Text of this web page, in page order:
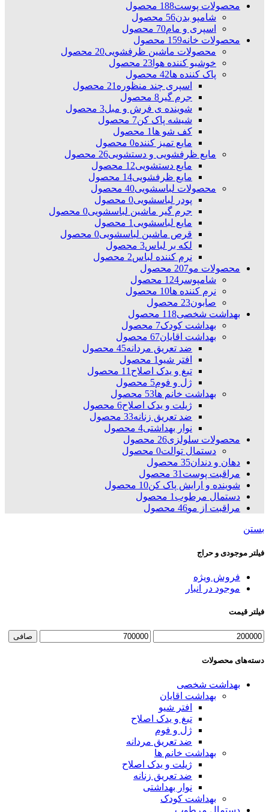
محصولات پوست188 محصول
شامپو بدن56 محصول
اسپری و مام70 محصول
محصولات خانه159 محصول
محصولات ماشین ظرفشویی20 محصول
خوشبو کننده هوا 23 محصول
پاک کننده ها42 محصول
اسپری چند منظوره21 محصول
جرم گیر 8 محصول
شوینده ی فرش و مبل3 محصول
شیشه پاک کن7 محصول
کف شو ها1 محصول
مایع تمیز کننده0 محصول
مایع ظرفشویی و دستشویی26 محصول
مایع دستشویی12 محصول
مایع ظرفشویی14 محصول
محصولات لباسشویی40 محصول
پودر لباسشویی0 محصول
جرم گیر ماشین لباسشویی0 محصول
مایع لباسشویی1 محصول
قرص ماشین لباسشویی0 محصول
لکه بر لباس3 محصول
نرم کننده لباس2 محصول
محصولات مو207 محصول
شامپوسر 124 محصول
نرم کننده ها10 محصول
صابون23 محصول
بهداشت شخصی118 محصول
بهداشت کودک7 محصول
بهداشت اقایان67 محصول
ضد تعریق مردانه45 محصول
افتر شیو1 محصول
تیغ و یدک اصلاح11 محصول
ژل و فوم5 محصول
بهداشت خانم ها53 محصول
ژیلت و یدک اصلاح6 محصول
ضد تعریق زنانه33 محصول
نوار بهداشتی4 محصول
محصولات سلولزی26 محصول
دستمال توالت0 محصول
دهان و دندان35 محصول
مراقبت پوست31 محصول
شوینده و ارایش پاک کن10 محصول
دستمال مرطوب1 محصول
مراقبت از مو46 محصول
بستن
فیلتر موجودی و حراج
فروش ویژه
موجود در انبار
فیلتر قیمت
حداقل
حداكثر
صافی
دسته‌های محصولات
بهداشت شخصی
بهداشت اقایان
افتر شیو
تیغ و یدک اصلاح
ژل و فوم
ضد تعریق مردانه
بهداشت خانم ها
ژیلت و یدک اصلاح
ضد تعریق زنانه
نوار بهداشتی
بهداشت کودک